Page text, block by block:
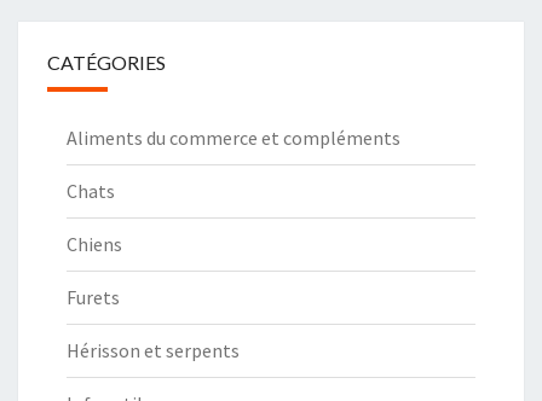
CATÉGORIES
Aliments du commerce et compléments
Chats
Chiens
Furets
Hérisson et serpents